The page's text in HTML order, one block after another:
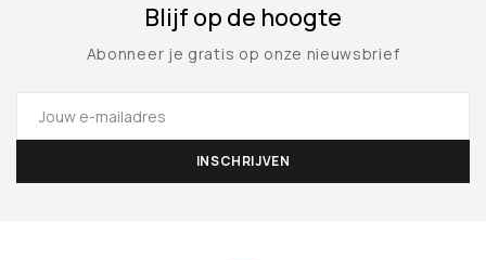
Blijf op de hoogte
Abonneer je gratis op onze nieuwsbrief